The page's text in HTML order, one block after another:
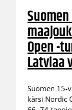
Open -
Latviaa
Suomen 15-
kärsi Nordic